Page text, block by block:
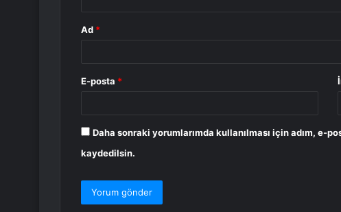
Ad *
E-posta *
Daha sonraki yorumlarımda kullanılması için adım, e-
kaydedilsin.